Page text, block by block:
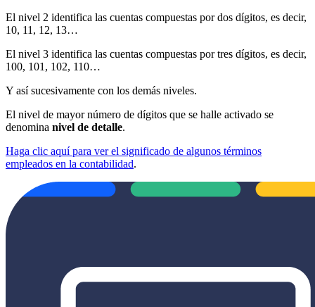
El nivel 2 identifica las cuentas compuestas por dos dígitos, es decir,
10, 11, 12, 13…
El nivel 3 identifica las cuentas compuestas por tres dígitos, es decir,
100, 101, 102, 110…
Y así sucesivamente con los demás niveles.
El nivel de mayor número de dígitos que se halle activado se
denomina nivel de detalle.
Haga clic aquí para ver el significado de algunos términos
empleados en la contabilidad.